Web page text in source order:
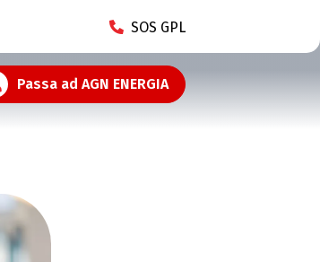
SOS GPL
Passa ad AGN ENERGIA